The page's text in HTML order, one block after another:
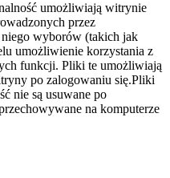
umożliwiają witrynie
przez
wyborów (takich jak
umożliwienie korzystania z
funkcji. Pliki te umożliwiają
po zalogowaniu się.Pliki
nie są usuwane po
na komputerze